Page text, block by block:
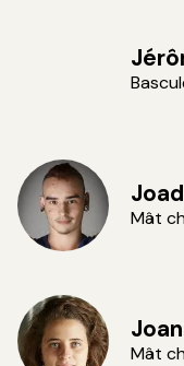
Mât
Mât